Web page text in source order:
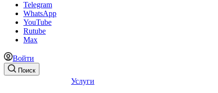
Telegram
WhatsApp
YouTube
Rutube
Max
Войти
Поиск
Услуги